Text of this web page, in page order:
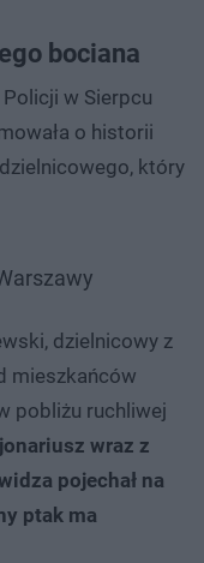
bociana
w Sierpcu
o historii
który
dzielnicowy z
mieszkańców
pobliżu ruchliwej
wraz z
pojechał na
ptak ma